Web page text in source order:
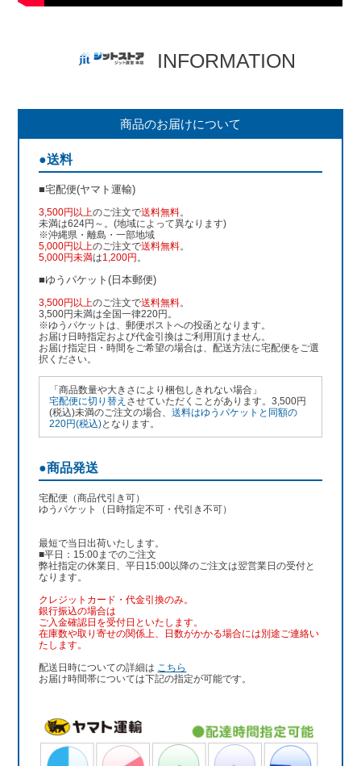
INFORMATION
商品のお届けについて
●送料
■宅配便(ヤマト運輸)
3,500円以上のご注文で送料無料。
未満は624円～。(地域によって異なります)
※沖縄県・離島・一部地域
5,000円以上のご注文で送料無料。
5,000円未満は1,200円 。
■ゆうパケット(日本郵便)
3,500円以上のご注文で送料無料。
3,500円未満は全国一律220円。
※ゆうパケットは、郵便ポストへの投函となります。
お届け日時指定および代金引換はご利用頂けません。
お届け指定日・時間をご希望の場合は、配送方法に宅配便をご選
択ください。
「商品数量や大きさにより梱包しきれない場合」
宅配便に切り替え させていただくことがあります。3,500円
(税込)未満のご注文の場合、送料はゆうパケットと同額の
220円(税込)となります。
●商品発送
宅配便（商品代引き可）
ゆうパケット（日時指定不可・代引き不可）
最短で当日出荷いたします。
■平日：15:00までのご注文
弊社指定の休業日、平日15:00以降のご注文は翌営業日の受付と
なります。
クレジットカード・代金引換のみ。
銀行振込の場合は
ご入金確認日を受付日といたします。
在庫数や取り寄せの関係上、日数がかかる場合には別途ご連絡い
たします。
配送日時についての詳細は こちら
お届け時間帯については下記の指定が可能です。